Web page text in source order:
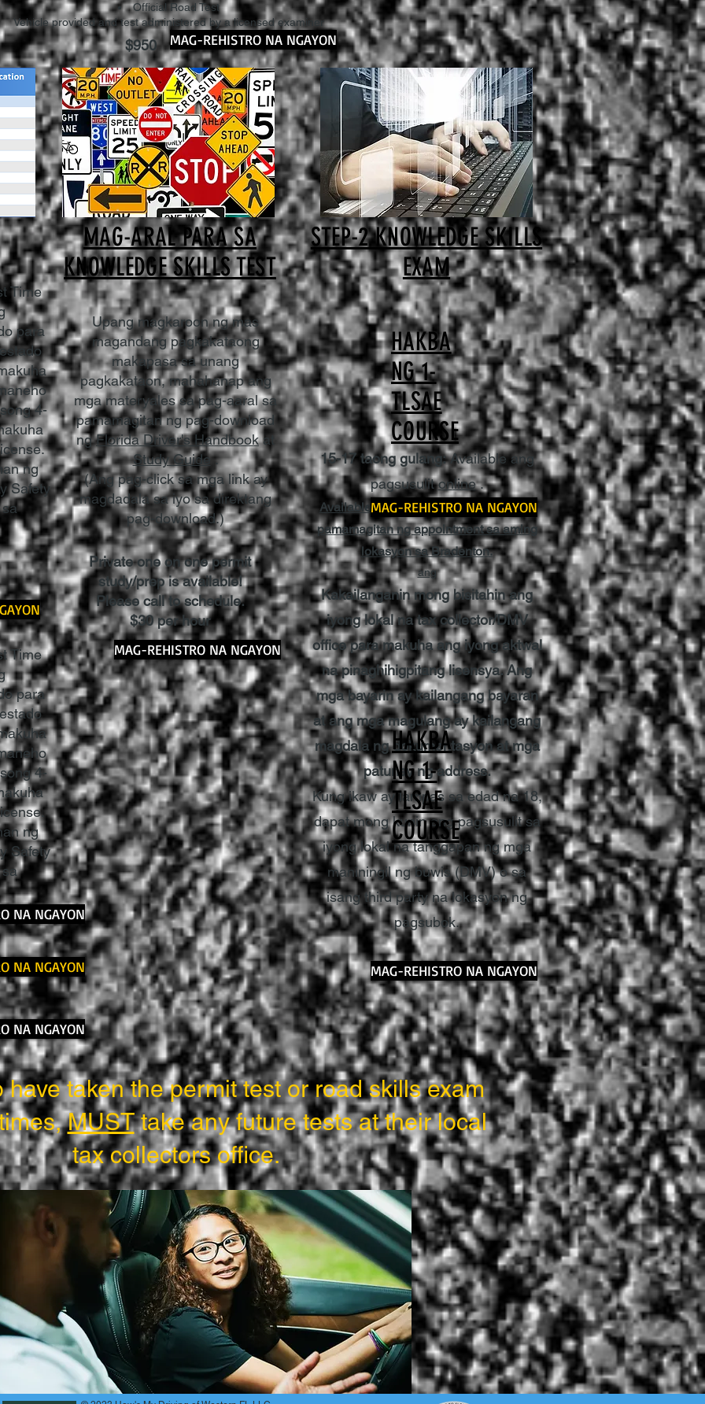
Official Road Test
Vehicle provided and test administered by a licensed examiner
$950 MAG-REHISTRO NA NGAYON
MAG-ARAL PARA SA
KNOWLEDGE SKILLS TEST
Upang magkaroon ng mas
magandang pagkakataong
makapasa sa unang
pagkakataon, mahahanap ang
mga materyales sa pag-aaral sa
pamamagitan ng pag-download
ng Florida Driver's Handbook at
Study Guide .
(Ang pag-click sa mga link ay
magdadala sa iyo sa direktang
pag-download.)
Private one on one permit
study/prep is available!
Please call to schedule.
$30 per hour
Time
para
4-
ng
Safety
Time
para
4-
ng
Safety
NA NGAYON
MAG-REHISTRO NA NGAYON
NA NGAYON
NA NGAYON
STEP-2 KNOWLEDGE SKILLS
EXAM
HAKBA
NG 1-
TLSAE
COURSE
15-17 taong gulang:Available ang
pagsusulitonline.
Available na ngayon ang pagsusulit sa
pamamagitan ng appointment sa aming
lokasyon sa Bradenton.
ang
Kakailanganin mong bisitahin ang
iyong lokal na tax collector/DMV
office para makuha ang iyong aktwal
na pinaghihigpitang lisensya. Ang
mga bayarin ay kailangang bayaran
at ang mga magulang ay kailangang
magdala ng dokumentasyon at mga
patunay ng address.
Kung ikaw ay lampas sa edad na 18,
dapat mong kunin ang pagsusulit sa
iyong lokal na tanggapan ng mga
maniningil ng buwis (DMV) o sa
isang third party na lokasyon ng
pagsubok.
MAG-REHISTRO NA NGAYON
HAKBA
NG 1-
TLSAE
COURSE
MAG-REHISTRO NA NGAYON
have taken the permit test or road skills exam
MUSTtake any future tests at their local
tax collectors office.